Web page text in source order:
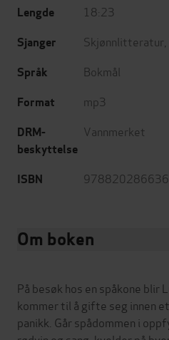
Lengde 18:23
Sjanger Skjønnlitteratur
Språk Bokmål
Format mp3
DRM-
beskyttelse
Vannmerket
ISBN
Om boken
På besøk hos en spåkone blir
kommer til å gifte seg innen
panikk. Går spådommen i